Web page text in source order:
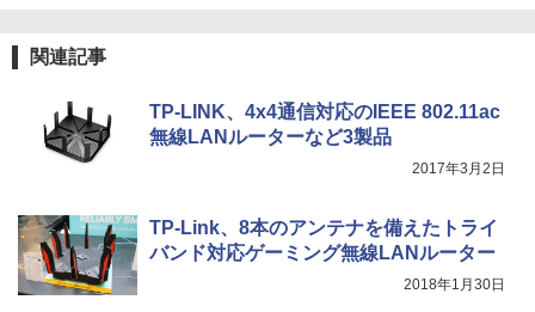
関連記事
TP-LINK、4x4通信対応のIEEE 802.11ac
無線LANルーターなど3製品
2017年3月2日
TP-Link、8本のアンテナを備えたトライ
バンド対応ゲーミング無線LANルーター
2018年1月30日